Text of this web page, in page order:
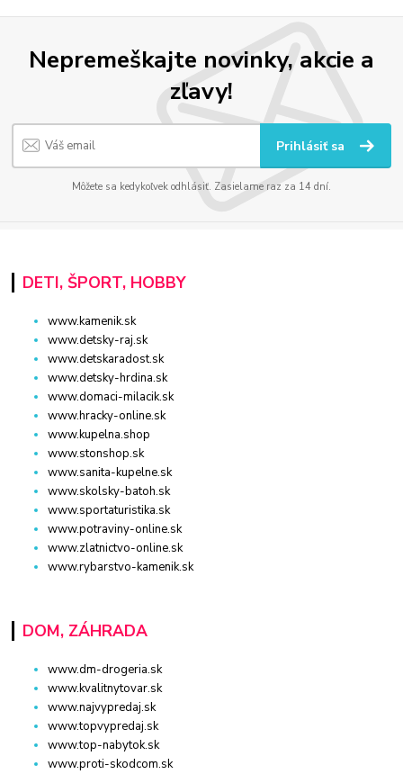
Nepremeškajte novinky, akcie a
zľavy!
Prihlásiť sa
Môžete sa kedykoľvek odhlásiť. Zasielame raz za 14 dní.
DETI, ŠPORT, HOBBY
www.kamenik.sk
www.detsky-raj.sk
www.detskaradost.sk
www.detsky-hrdina.sk
www.domaci-milacik.sk
www.hracky-online.sk
www.kupelna.shop
www.stonshop.sk
www.sanita-kupelne.sk
www.skolsky-batoh.sk
www.sportaturistika.sk
www.potraviny-online.sk
www.zlatnictvo-online.sk
www.rybarstvo-kamenik.sk
DOM, ZÁHRADA
www.dm-drogeria.sk
www.kvalitnytovar.sk
www.najvypredaj.sk
www.topvypredaj.sk
www.top-nabytok.sk
www.proti-skodcom.sk